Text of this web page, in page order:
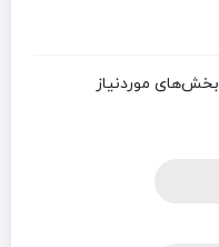
بخش‌های موردنیاز